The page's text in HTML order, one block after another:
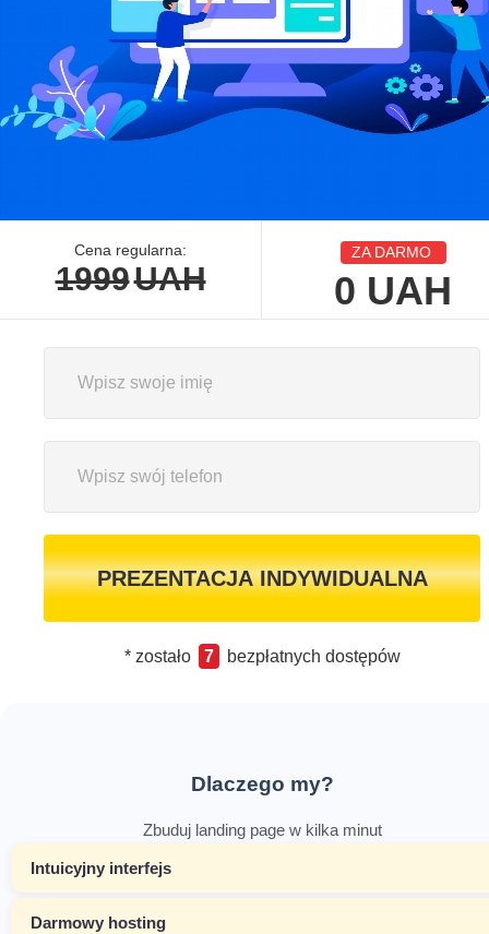
Cena regularna:
1999UAH
ZA DARMO
0 UAH
PREZENTACJA INDYWIDUALNA
* zostało 7 bezpłatnych dostępów
Dlaczego my?
Zbuduj landing page w kilka minut
Intuicyjny interfejs
Darmowy hosting